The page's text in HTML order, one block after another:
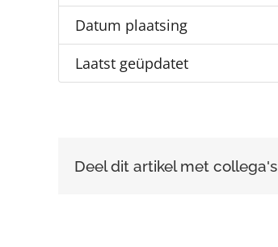
Datum plaatsing
Laatst geüpdatet
Deel dit artikel met collega's